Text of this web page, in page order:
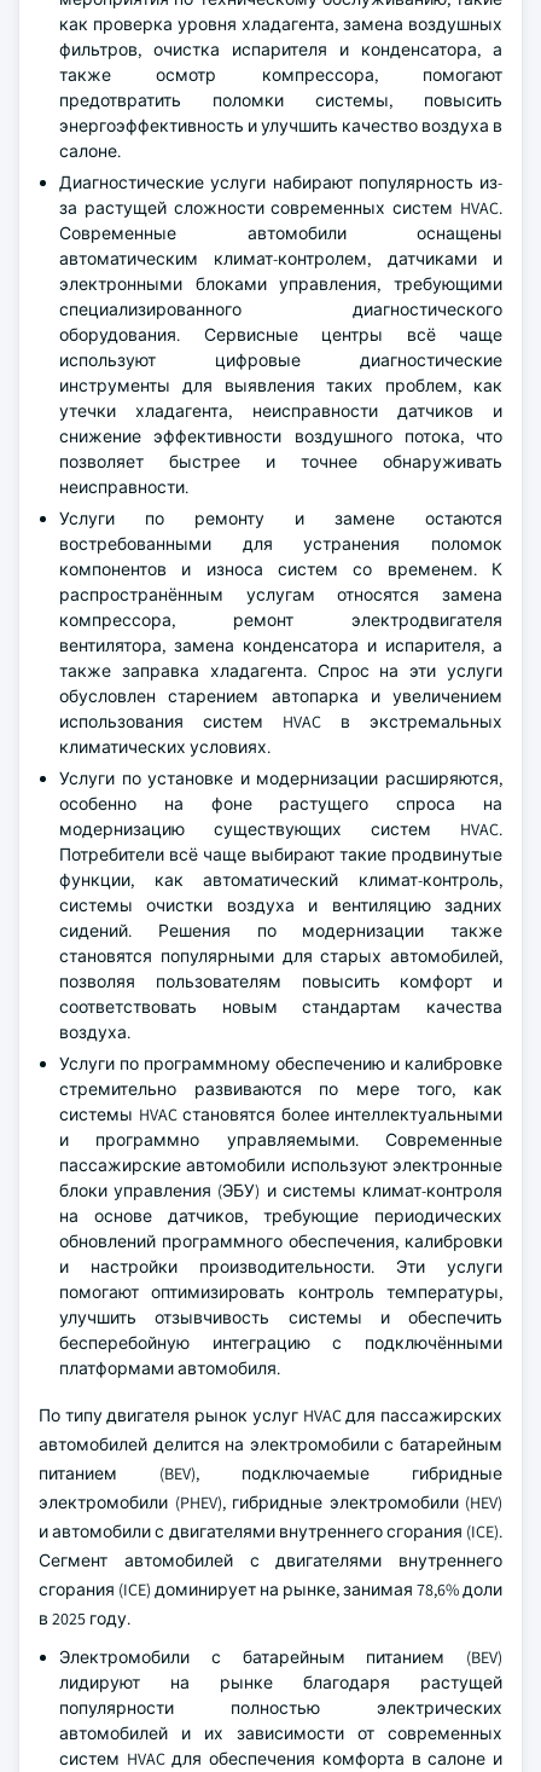
как проверка уровня хладагента, замена воздушных
фильтров, очистка испарителя и конденсатора, а
также осмотр компрессора, помогают
предотвратить поломки системы, повысить
энергоэффективность и улучшить качество воздуха в
салоне.
Диагностические услуги набирают популярность из-
за растущей сложности современных систем HVAC.
Современные автомобили оснащены
автоматическим климат-контролем, датчиками и
электронными блоками управления, требующими
специализированного диагностического
оборудования. Сервисные центры всё чаще
используют цифровые диагностические
инструменты для выявления таких проблем, как
утечки хладагента, неисправности датчиков и
снижение эффективности воздушного потока, что
позволяет быстрее и точнее обнаруживать
неисправности.
Услуги по ремонту и замене остаются
востребованными для устранения поломок
компонентов и износа систем со временем. К
распространённым услугам относятся замена
компрессора, ремонт электродвигателя
вентилятора, замена конденсатора и испарителя, а
также заправка хладагента. Спрос на эти услуги
обусловлен старением автопарка и увеличением
использования систем HVAC в экстремальных
климатических условиях.
Услуги по установке и модернизации расширяются,
особенно на фоне растущего спроса на
модернизацию существующих систем HVAC.
Потребители всё чаще выбирают такие продвинутые
функции, как автоматический климат-контроль,
системы очистки воздуха и вентиляцию задних
сидений. Решения по модернизации также
становятся популярными для старых автомобилей,
позволяя пользователям повысить комфорт и
соответствовать новым стандартам качества
воздуха.
Услуги по программному обеспечению и калибровке
стремительно развиваются по мере того, как
системы HVAC становятся более интеллектуальными
и программно управляемыми. Современные
пассажирские автомобили используют электронные
блоки управления (ЭБУ) и системы климат-контроля
на основе датчиков, требующие периодических
обновлений программного обеспечения, калибровки
и настройки производительности. Эти услуги
помогают оптимизировать контроль температуры,
улучшить отзывчивость системы и обеспечить
бесперебойную интеграцию с подключёнными
платформами автомобиля.
По типу двигателя рынок услуг HVAC для пассажирских
автомобилей делится на электромобили с батарейным
питанием (BEV), подключаемые гибридные
электромобили (PHEV), гибридные электромобили (HEV)
и автомобили с двигателями внутреннего сгорания (ICE).
Сегмент автомобилей с двигателями внутреннего
сгорания (ICE) доминирует на рынке, занимая 78,6% доли
в 2025 году.
Электромобили с батарейным питанием (BEV)
лидируют на рынке благодаря растущей
популярности полностью электрических
автомобилей и их зависимости от современных
систем HVAC для обеспечения комфорта в салоне и